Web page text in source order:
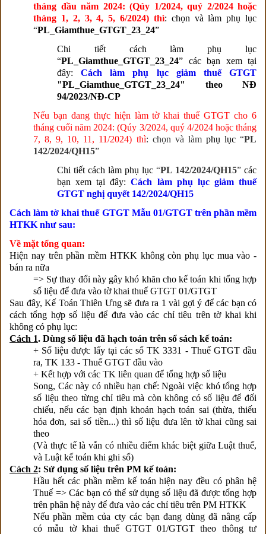
tháng đầu năm 2024: (Qúy 1/2024, quý 2/2024 hoặc
tháng 1, 2, 3, 4, 5, 6/2024) thì: chọn và làmphụ lục
“PL_Giamthue_GTGT_23_24”
Chi tiết cách làm phụ lục
“PL_Giamthue_GTGT_23_24” các bạn xem tại
đây:Cách làm phụ lục giảm thuế GTGT
"PL_Giamthue_GTGT_23_24" theo NĐ
94/2023/NĐ-CP
Nếu bạn đang thực hiện làm tờ khai thuế GTGT cho 6
tháng cuối năm 2024: (Qúy 3/2024, quý 4/2024 hoặc tháng
7, 8, 9, 10, 11, 11/2024) thì: chọn và làm phụ lục“PL
142/2024/QH15”
Chi tiết cách làm phụ lục “PL 142/2024/QH15” các
bạn xem tại đây:Cách làm phụ lục giảm thuế
GTGT nghị quyết 142/2024/QH15
Cách làm tờ khai thuế GTGT Mẫu 01/GTGT trên phần mềm
HTKK như sau:
Về mặt tổng quan:
Hiện nay trên phần mềm HTKK không còn phụ lục mua vào -
bán ra nữa
=> Sự thay đổi này gây khó khăn cho kế toán khi tổng hợp
số liệu để đưa vào tờ khai thuế GTGT 01/GTGT
Sau đây, Kế Toán Thiên Ưng sẽ đưa ra 1 vài gợi ý để các bạn có
cách tổng hợp số liệu để đưa vào các chỉ tiêu trên tờ khai khi
không có phụ lục:
Cách 1. Dùng số liệu đã hạch toán trên sổ sách kế toán:
+ Số liệu được lấy tại các sổ TK 3331 - Thuế GTGT đầu
ra, TK 133 - Thuế GTGT đầu vào
+ Kết hợp với các TK liên quan để tổng hợp số liệu
Song, Các này có nhiều hạn chế: Ngoài việc khó tổng hợp
số liệu theo từng chỉ tiêu mà còn không có số liệu để đối
chiếu, nếu các bạn định khoản hạch toán sai (thừa, thiếu
hóa đơn, sai số tiền...) thì số liệu đưa lên tờ khai cũng sai
theo
(Và thực tế là vẫn có nhiều điểm khác biệt giữa Luật thuế,
và Luật kế toán khi ghi sổ)
Cách 2: Sử dụng số liệu trên PM kế toán:
Hầu hết các phần mềm kế toán hiện nay đều có phân hệ
Thuế => Các bạn có thể sử dụng số liệu đã được tổng hợp
trên phân hệ này để đưa vào các chỉ tiêu trên PM HTKK
Nếu phần mềm của cty các bạn đang dùng đã nâng cấp
có mẫu tờ khai thuế GTGT 01/GTGT theo thông tư